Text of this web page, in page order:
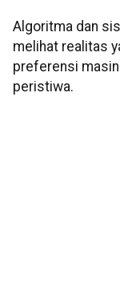
Algoritma dan
melihat realitas
preferensi
peristiwa.